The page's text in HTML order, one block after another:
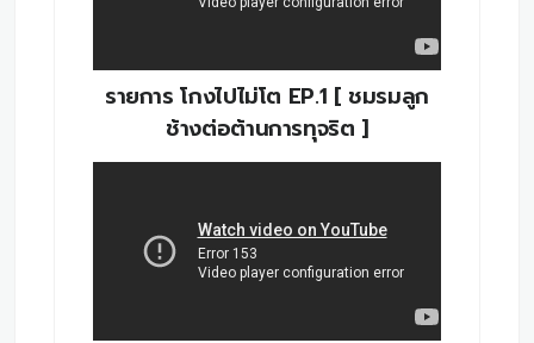
รายการ โกงไปไม่โต EP.1 [ ชมรมลูก
ช้างต่อต้านการทุจริต ]